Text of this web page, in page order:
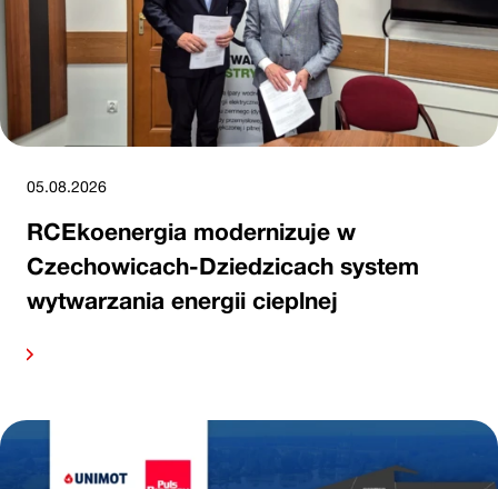
05.08.2026
RCEkoenergia modernizuje w
Czechowicach-Dziedzicach system
wytwarzania energii cieplnej